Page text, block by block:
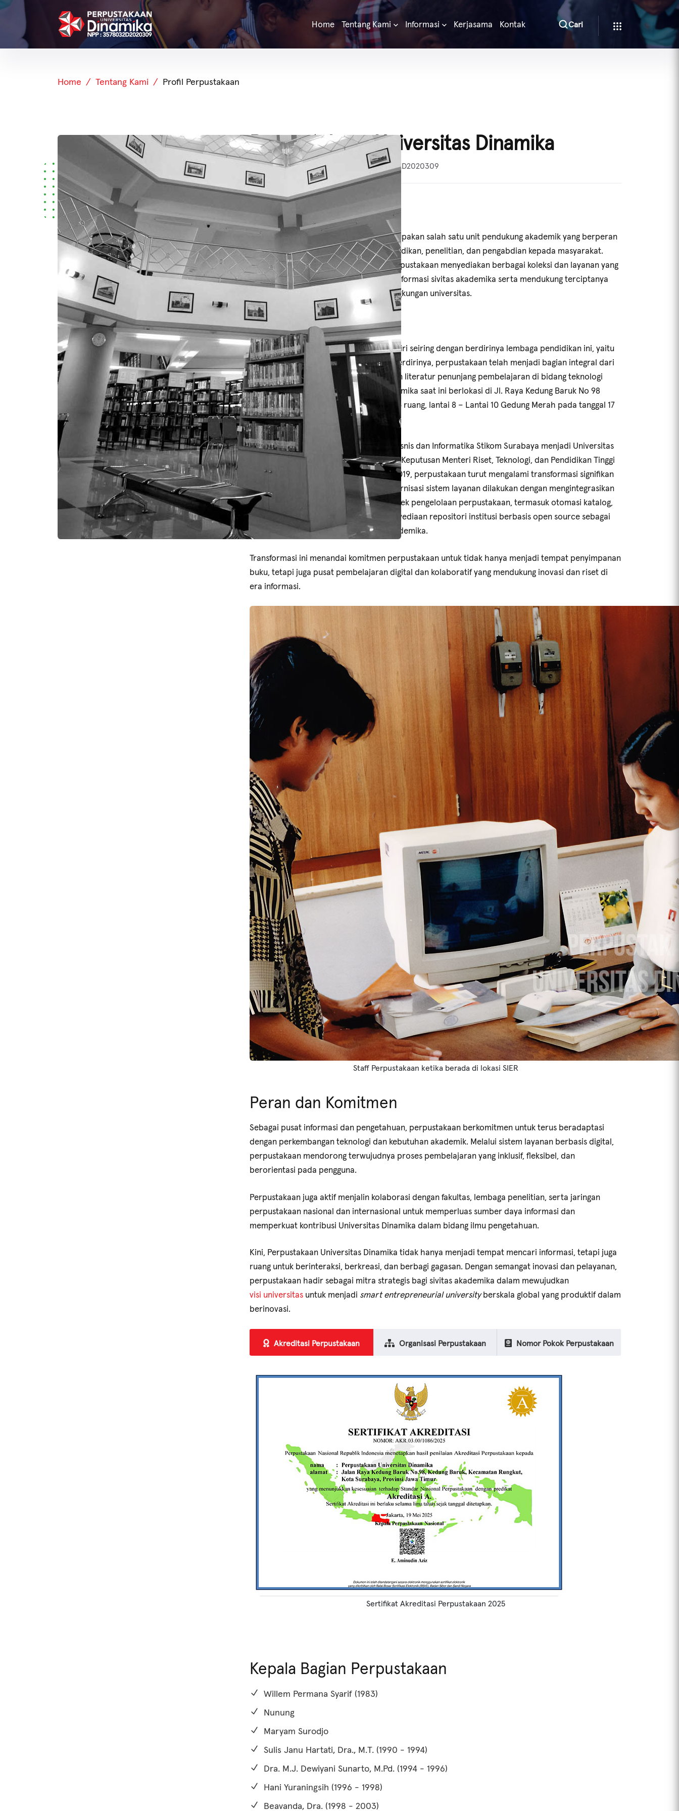
Home Tentang Kami Informasi Kerjasama Kontak Cari
Home Tentang Kami Profil Perpustakaan
Perpustakaan Universitas Dinamika
Nomor Pokok Perpustakaan (NPP):3578032D2020309
Perpustakaan Universitas Dinamika merupakan salah satu unit pendukung akademik yang berperan
penting dalam menunjang kegiatan pendidikan, penelitian, dan pengabdian kepada masyarakat.
Sebagai pusat sumber pengetahuan, perpustakaan menyediakan berbagai koleksi dan layanan yang
dirancang untuk memenuhi kebutuhan informasi sivitas akademika serta mendukung terciptanya
budaya belajar yang berkelanjutan di lingkungan universitas.
Sejarah
Perpustakaan Universitas Dinamika berdiri seiring dengan berdirinya lembaga pendidikan ini, yaitu
pada tanggal 30 April 1983. Sejak awal berdirinya, perpustakaan telah menjadi bagian integral dari
kegiatan akademik kampus, menyediakan literatur penunjang pembelajaran di bidang teknologi
informasi. Perpustakaan Universitas Dinamika saat ini berlokasi di Jl. Raya Kedung Baruk No 98
Surabaya 60298, dan resmi menempati 3 ruang, lantai 8 – Lantai 10 Gedung Merah pada tanggal 17
Februari 2014.
Seiring perubahan bentuk dari Institut Bisnis dan Informatika Stikom Surabaya menjadi Universitas
Dinamika, yang diresmikan melalui Surat Keputusan Menteri Riset, Teknologi, dan Pendidikan Tinggi
Republik Indonesia Nomor 655/KPT/I/2019, perpustakaan turut mengalami transformasi signifikan
dalam bentuk, fungsi, dan layanan. Modernisasi sistem layanan dilakukan dengan mengintegrasikan
teknologi informasi ke dalam seluruh aspek pengelolaan perpustakaan, termasuk otomasi katalog,
pengembangan koleksi digital, serta penyediaan repositori institusi berbasis open source sebagai
wadah publikasi karya ilmiah civitas akademika.
Transformasi ini menandai komitmen perpustakaan untuk tidak hanya menjadi tempat penyimpanan
buku, tetapi juga pusat pembelajaran digital dan kolaboratif yang mendukung inovasi dan riset di
era informasi.
Staff Perpustakaan ketika berada di lokasi SIER
Peran dan Komitmen
Sebagai pusat informasi dan pengetahuan, perpustakaan berkomitmen untuk terus beradaptasi
dengan perkembangan teknologi dan kebutuhan akademik. Melalui sistem layanan berbasis digital,
perpustakaan mendorong terwujudnya proses pembelajaran yang inklusif, fleksibel, dan
berorientasi pada pengguna.
Perpustakaan juga aktif menjalin kolaborasi dengan fakultas, lembaga penelitian, serta jaringan
perpustakaan nasional dan internasional untuk memperluas sumber daya informasi dan
memperkuat kontribusi Universitas Dinamika dalam bidang ilmu pengetahuan.
Kini, Perpustakaan Universitas Dinamika tidak hanya menjadi tempat mencari informasi, tetapi juga
ruang untuk berinteraksi, berkreasi, dan berbagi gagasan. Dengan semangat inovasi dan pelayanan,
perpustakaan hadir sebagai mitra strategis bagi sivitas akademika dalam mewujudkan
visi universitas untuk menjadi smart entrepreneurial universityberskala global yang produktif dalam
berinovasi.
Akreditasi Perpustakaan Organisasi Perpustakaan Nomor Pokok Perpustakaan
Sertifikat Akreditasi Perpustakaan 2025
Kepala Bagian Perpustakaan
Willem Permana Syarif (1983)
Nunung
Maryam Surodjo
Sulis Janu Hartati, Dra., M.T. (1990 - 1994)
Dra. M.J. Dewiyani Sunarto, M.Pd. (1994 - 1996)
Hani Yuraningsih (1996 - 1998)
Beavanda, Dra. (1998 - 2003)
KRITERIA JENIS KOLEKSI